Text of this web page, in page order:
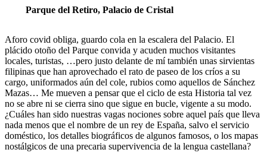
Parque del Retiro, Palacio de Cristal
Aforo covid obliga, guardo cola en la escalera del Palacio. El
plácido otoño del Parque convida y acuden muchos visitantes
locales, turistas, …pero justo delante de mí también unas sirvientas
filipinas que han aprovechado el rato de paseo de los críos a su
cargo, uniformados aún del cole, rubios como aquellos de Sánchez
Mazas… Me mueven a pensar que el ciclo de esta Historia tal vez
no se abre ni se cierra sino que sigue en bucle, vigente a su modo.
¿Cuáles han sido nuestras vagas nociones sobre aquel país que lleva
nada menos que el nombre de un rey de España, salvo el servicio
doméstico, los detalles biográficos de algunos famosos, o los mapas
nostálgicos de una precaria supervivencia de la lengua castellana?